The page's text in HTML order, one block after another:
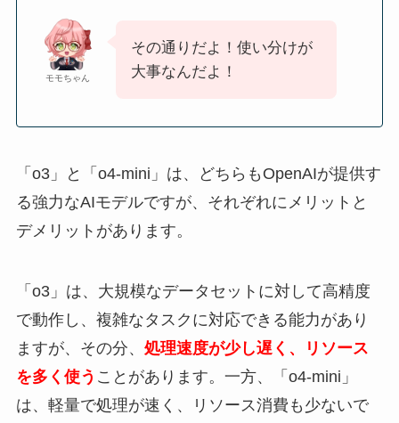
モモちゃん
その通りだよ！使い分けが
大事なんだよ！
「o3」と「o4-mini」は、どちらもOpenAIが提供す
る強力なAIモデルですが、それぞれにメリットと
デメリットがあります。
「o3」は、大規模なデータセットに対して高精度
で動作し、複雑なタスクに対応できる能力があり
ますが、その分、 処理速度が少し遅く、リソース
を多く使う ことがあります。一方、「o4-mini」
は、軽量で処理が速く、リソース消費も少ないで